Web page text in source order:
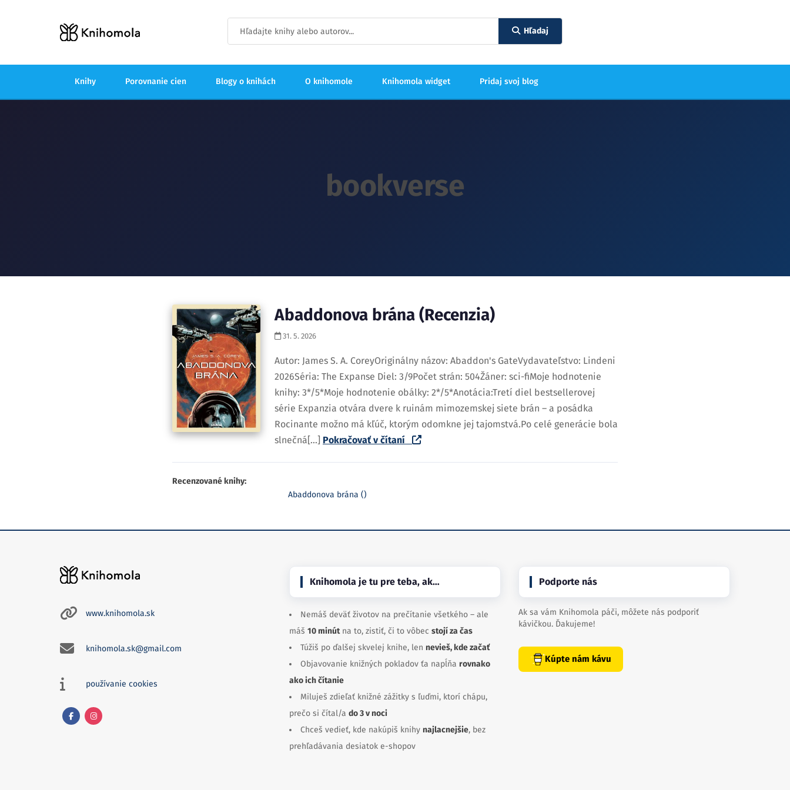
Hľadaj
Knihy Porovnanie cien Blogy o knihách O knihomole Knihomola widget Pridaj svoj blog
bookverse
Abaddonova brána (Recenzia)
31. 5. 2026
Autor: James S. A. CoreyOriginálny názov: Abaddon's GateVydavateľstvo: Lindeni
2026Séria: The Expanse Diel: 3/9Počet strán: 504Žáner: sci-fiMoje hodnotenie
knihy: 3*/5*Moje hodnotenie obálky: 2*/5*Anotácia:Tretí diel bestsellerovej
série Expanzia otvára dvere k ruinám mimozemskej siete brán – a posádka
Rocinante možno má kľúč, ktorým odomkne jej tajomstvá.Po celé generácie bola
slnečná[...] Pokračovať v čítaní
Recenzované knihy:
Abaddonova brána ()
www.knihomola.sk
knihomola.sk@gmail.com
používanie cookies
Knihomola je tu pre teba, ak…
Nemáš deväť životov na prečítanie všetkého – ale
máš 10 minútna to, zistiť, či to vôbec stojí za čas
Túžiš po ďalšej skvelej knihe, len nevieš, kde začať
Objavovanie knižných pokladov ťa napĺňa rovnako
ako ich čítanie
Miluješ zdieľať knižné zážitky s ľuďmi, ktorí chápu,
prečo si čítal/a do 3 v noci
Chceš vedieť, kde nakúpiš knihy najlacnejšie, bez
prehľadávania desiatok e-shopov
Podporte nás
Ak sa vám Knihomola páči, môžete nás podporiť
kávičkou. Ďakujeme!
Kúpte nám kávu